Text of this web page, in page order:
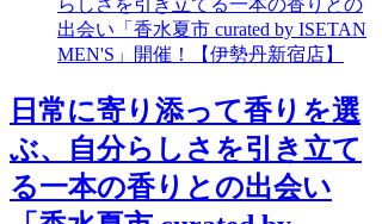
出会い「香水夏市 curated by ISETAN
MEN'S」開催！【伊勢丹新宿店】
日常に寄り添って香りを選
ぶ、自分らしさを引き立て
る一本の香りとの出会い